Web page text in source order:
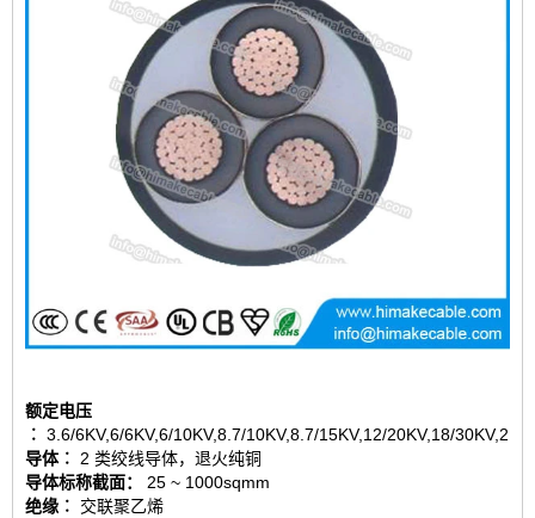
额定电压
︰ 3.6/6KV,6/6KV,6/10KV,8.7/10KV,8.7/15KV,12/20KV,18/30KV,21/
导体︰
2 类绞线导体，退火纯铜
导体标称截面：
25 ~ 1000sqmm
绝缘︰
交联聚乙烯